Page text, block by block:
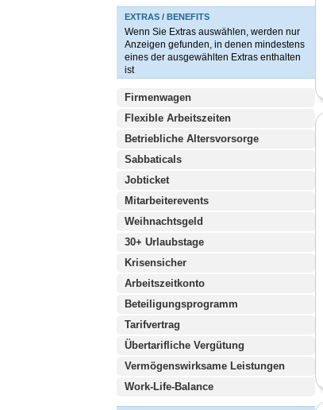
EXTRAS / BENEFITS
Wenn Sie Extras auswählen, werden nur
Anzeigen gefunden, in denen mindestens
eines der ausgewählten Extras enthalten
ist
Firmenwagen
Flexible Arbeitszeiten
Betriebliche Altersvorsorge
Sabbaticals
Jobticket
Mitarbeiterevents
Weihnachtsgeld
30+ Urlaubstage
Krisensicher
Arbeitszeitkonto
Beteiligungsprogramm
Tarifvertrag
Übertarifliche Vergütung
Vermögenswirksame Leistungen
Work-Life-Balance